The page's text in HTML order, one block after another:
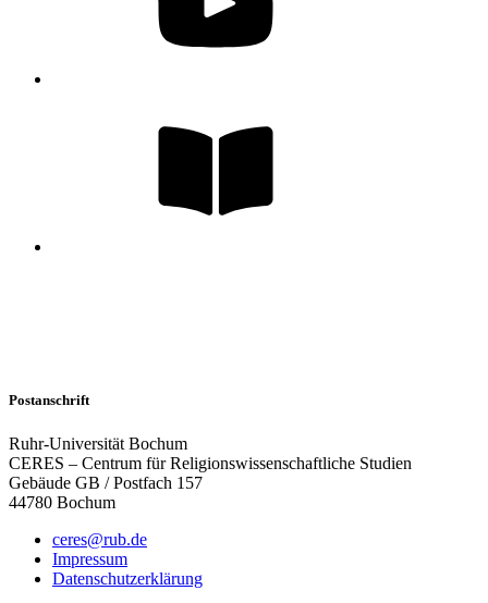
Postanschrift
Ruhr-Universität Bochum
CERES – Centrum für Religionswissenschaftliche Studien
Gebäude GB / Postfach 157
44780 Bochum
ceres@rub.de
Impressum
Datenschutzerklärung